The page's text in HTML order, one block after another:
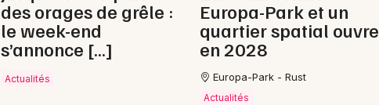
Newsletter des sorties
des orages de grêle :
le week-end
s’annonce […]
Actualités
Europa-Park et un
quartier spatial ouvre
en 2028
Europa-Park - Rust
Actualités